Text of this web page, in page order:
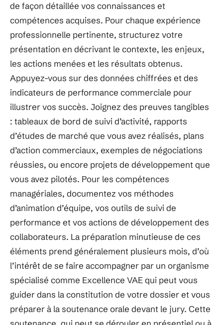
de façon détaillée vos connaissances et
compétences acquises. Pour chaque expérience
professionnelle pertinente, structurez votre
présentation en décrivant le contexte, les enjeux,
les actions menées et les résultats obtenus.
Appuyez-vous sur des données chiffrées et des
indicateurs de performance commerciale pour
illustrer vos succès. Joignez des preuves tangibles
: tableaux de bord de suivi d’activité, rapports
d’études de marché que vous avez réalisés, plans
d’action commerciaux, exemples de négociations
réussies, ou encore projets de développement que
vous avez pilotés. Pour les compétences
managériales, documentez vos méthodes
d’animation d’équipe, vos outils de suivi de
performance et vos actions de développement des
collaborateurs. La préparation minutieuse de ces
éléments prend généralement plusieurs mois, d’où
l’intérêt de se faire accompagner par un organisme
spécialisé comme Excellence VAE qui peut vous
guider dans la constitution de votre dossier et vous
préparer à la soutenance orale devant le jury. Cette